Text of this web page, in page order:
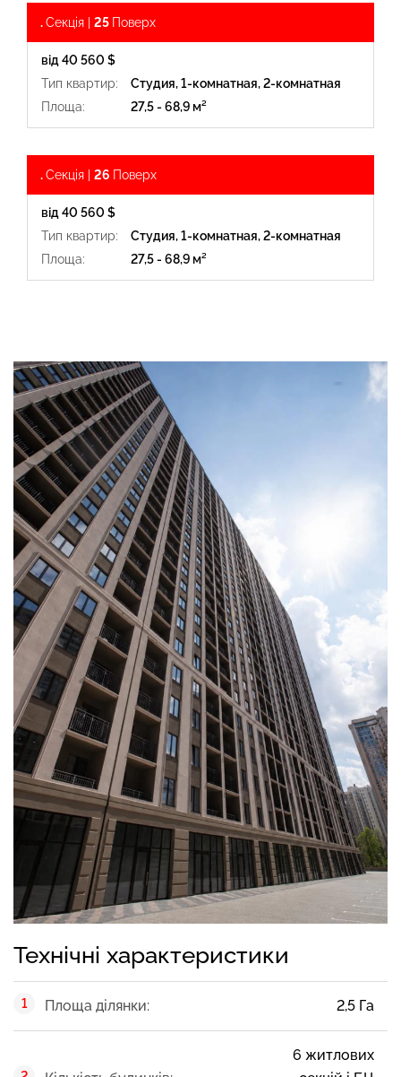
.Секція | 25 Поверх
від 40 560 $
Тип квартир:
Студия, 1-комнатная, 2-комнатная
Площа:
27,5 - 68,9 м²
.Секція | 26 Поверх
від 40 560 $
Тип квартир:
Студия, 1-комнатная, 2-комнатная
Площа:
27,5 - 68,9 м²
Технічні характеристики
Площа ділянки: 2,5 Га
6 житлових